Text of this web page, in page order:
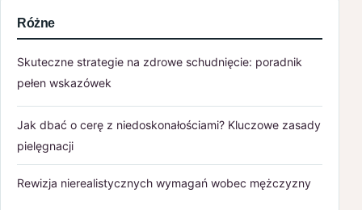
Różne
Skuteczne strategie na zdrowe schudnięcie: poradnik
pełen wskazówek
Jak dbać o cerę z niedoskonałościami? Kluczowe zasady
pielęgnacji
Rewizja nierealistycznych wymagań wobec mężczyzny